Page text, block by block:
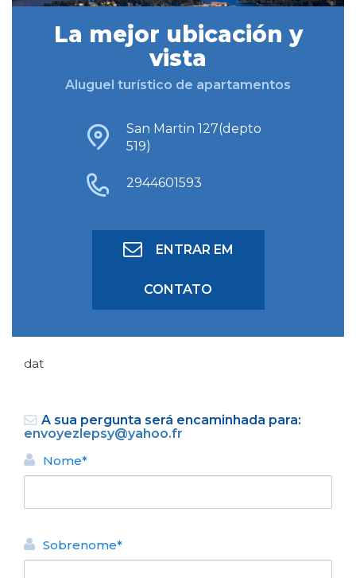
BUSCAR HOSPEDAGEM
BUSCA AVANÇADA
APARTAMENTOS
La mejor ubicación y
vista
Aluguel turístico de apartamentos
San Martin 127(depto
519)
2944601593
ENTRAR EM
CONTATO
dat
A sua pergunta será encaminhada para:
envoyezlepsy@yahoo.fr
Nome*
Sobrenome*